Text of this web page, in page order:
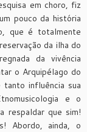
em choro, fiz
pouco da história
que é totalmente
da ilha do
da vivência
o Arquipélago do
influência sua
e o
respaldar que sim!
Abordo, ainda, o